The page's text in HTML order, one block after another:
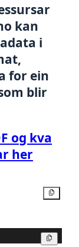
kan
i
for ein
blir
og kva
her